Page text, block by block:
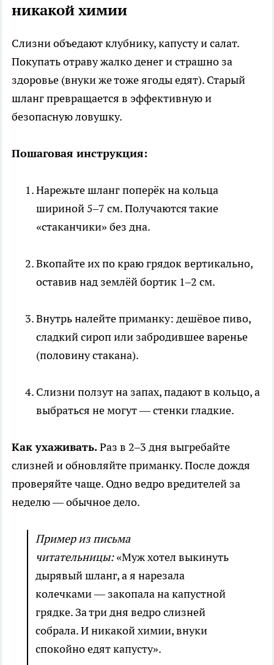
никакой химии
Слизни объедают клубнику, капусту и салат.
Покупать отраву жалко денег и страшно за
здоровье (внуки же тоже ягоды едят). Старый
шланг превращается в эффективную и
безопасную ловушку.
Пошаговая инструкция:
Нарежьте шланг поперёк на кольца
шириной 5–7 см. Получаются такие
«стаканчики» без дна.
Вкопайте их по краю грядок вертикально,
оставив над землёй бортик 1–2 см.
Внутрь налейте приманку: дешёвое пиво,
сладкий сироп или забродившее варенье
(половину стакана).
Слизни ползут на запах, падают в кольцо, а
выбраться не могут — стенки гладкие.
Как ухаживать.Раз в 2–3 дня выгребайте
слизней и обновляйте приманку. После дождя
проверяйте чаще. Одно ведро вредителей за
неделю — обычное дело.
Пример из письма
читательницы:«Муж хотел выкинуть
дырявый шланг, а я нарезала
колечками — закопала на капустной
грядке. За три дня ведро слизней
собрала. И никакой химии, внуки
спокойно едят капусту».